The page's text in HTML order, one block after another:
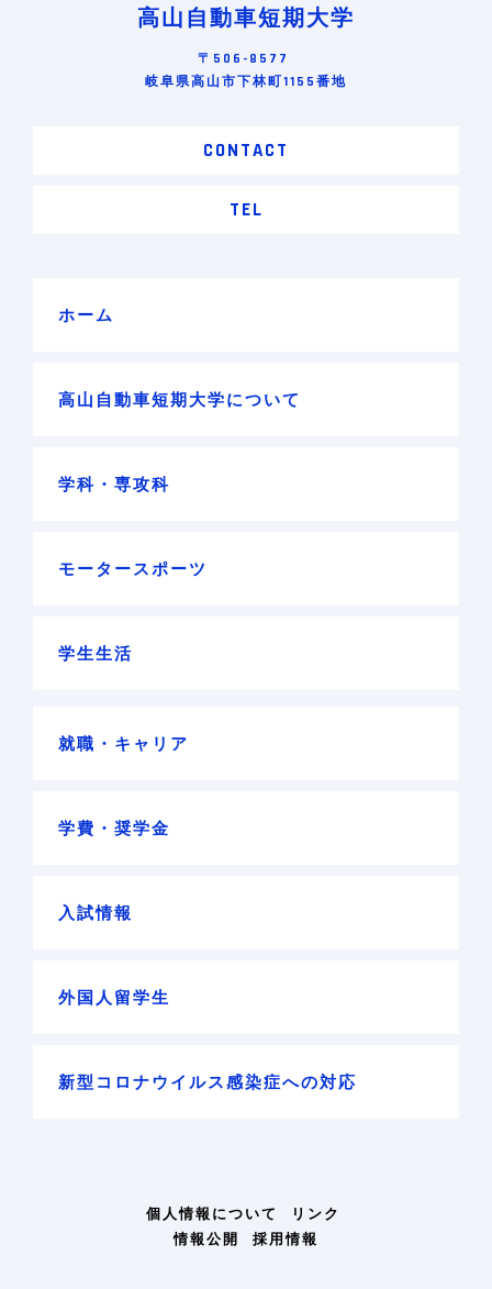
高山自動車短期大学
〒506-8577
岐阜県高山市下林町1155番地
CONTACT
TEL
ホーム
高山自動車短期大学について
学科・専攻科
モータースポーツ
学生生活
就職・キャリア
学費・奨学金
入試情報
外国人留学生
新型コロナウイルス感染症への対応
個人情報について
リンク
情報公開
採用情報